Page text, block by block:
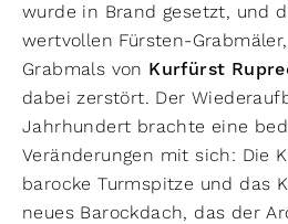
wurde in Brand gesetzt, und
wertvollen Fürsten-
Grabmals von Kurfürst
dabei zerstört. Der
Jahrhundert brachte eine
Veränderungen mit sich: Die
barocke Turmspitze und das
neues Barockdach, das der